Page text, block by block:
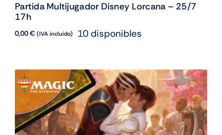
Partida Multijugador Disney Lorcana – 25/7
17h
0,00€(IVA incluido) 10 disponibles